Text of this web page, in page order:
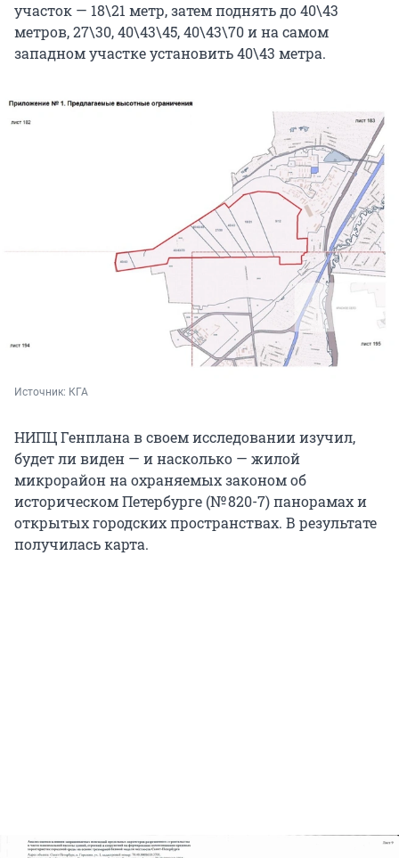
участок — 18\21 метр, затем поднять до 40\43
метров, 27\30, 40\43\45, 40\43\70 и на самом
западном участке установить 40\43 метра.
Источник: КГА
НИПЦ Генплана в своем исследовании изучил,
будет ли виден — и насколько — жилой
микрорайон на охраняемых законом об
историческом Петербурге (№ 820-7) панорамах и
открытых городских пространствах. В результате
получилась карта.